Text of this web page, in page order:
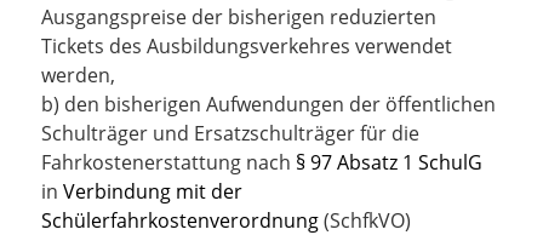
Ausgangspreise der bisherigen reduzierten
Tickets des Ausbildungsverkehres verwendet
werden,
b) den bisherigen Aufwendungen der öffentlichen
Schulträger und Ersatzschulträger für die
Fahrkostenerstattung nach § 97 Absatz 1 SchulG
in Verbindung mit der
Schülerfahrkostenverordnung(SchfkVO)